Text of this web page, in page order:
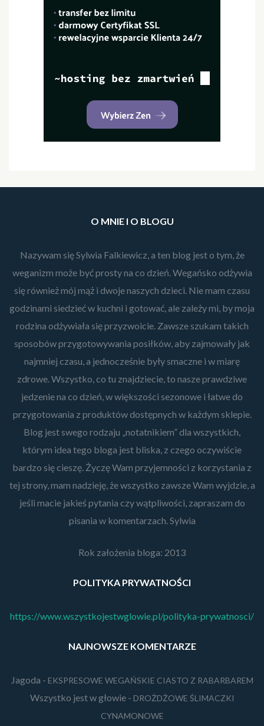
O MNIE I O BLOGU
Nazywam się Sylwia Falkiewicz, a ten blog jest o tym, że
weganizm może być prosty na co dzień. Wegańsko odżywia
się również mój mąż i dwoje naszych dzieci. Nie mam czasu
godzinami siedzieć w kuchni i gotować, ale zależy mi, by moja
rodzina odżywiała się przyzwoicie. Zawsze szukam takich
sposobów przygotowywania posiłków, aby zajmowały jak
najmniej czasu, a jednocześnie były smaczne i w miarę
zdrowe. Wszystko, co tu znajdziecie, to nasze prawdziwe
jedzenie na co dzień, w większości sezonowe i łatwe do
przygotowania z produktów dostępnych w każdym sklepie.
Blog jest swego rodzaju „notatnikiem” dla wszystkich,
którym idea tego bloga jest bliska, z czego oczywiście
bardzo się cieszę. Życzę Wam przyjemności z korzystania z
tej strony, mam nadzieję, że wszystko zawsze Wam wyjdzie, a
jeśli macie jakieś pytania czy wątpliwości, zapraszam do
pisania w komentarzach. Sylwia
Rok założenia bloga: 2013
POLITYKA PRYWATNOŚCI
https://www.wszystkojestwglowie.pl/polityka-prywatnosci/
NAJNOWSZE KOMENTARZE
Jagoda - EKSPRESOWE WEGAŃSKIE CIASTO Z RABARBAREM
Wszystko jest w głowie- DROŻDŻOWE ŚLIMACZKI
CYNAMONOWE